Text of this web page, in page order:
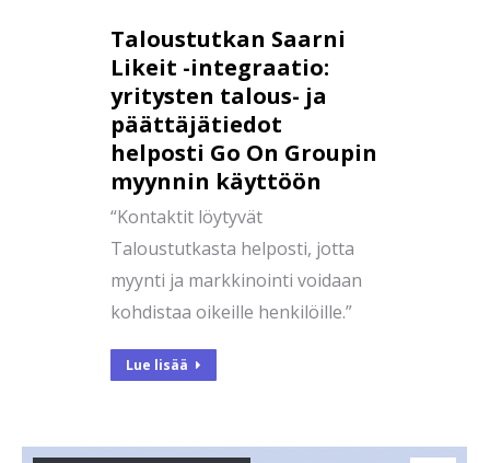
Taloustutkan Saarni
Likeit -integraatio:
yritysten talous- ja
päättäjätiedot
helposti Go On Groupin
myynnin käyttöön
“Kontaktit löytyvät
Taloustutkasta helposti, jotta
myynti ja markkinointi voidaan
kohdistaa oikeille henkilöille.”
Lue lisää